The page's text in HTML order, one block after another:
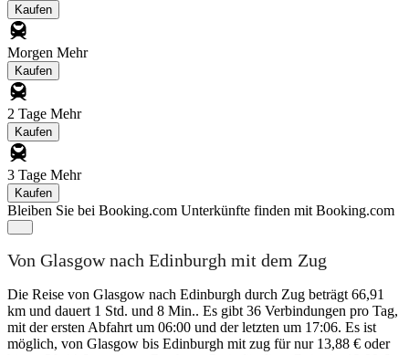
Kaufen
Morgen Mehr
Kaufen
2 Tage Mehr
Kaufen
3 Tage Mehr
Kaufen
Bleiben Sie bei Booking.com Unterkünfte finden mit Booking.com
Von Glasgow nach Edinburgh mit dem Zug
Die Reise von Glasgow nach Edinburgh durch Zug beträgt 66,91
km und dauert 1 Std. und 8 Min.. Es gibt 36 Verbindungen pro Tag,
mit der ersten Abfahrt um 06:00 und der letzten um 17:06. Es ist
möglich, von Glasgow bis Edinburgh mit zug für nur 13,88 € oder